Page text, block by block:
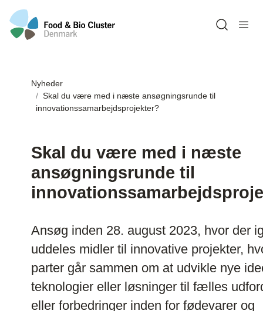
Nyheder
Skal du være med i næste ansøgningsrunde til
innovationssamarbejdsprojekter?
Skal du være med i næste
ansøgningsrunde til
Ansøg inden 28. august 2023, hvor der
uddeles midler til innovative projekter,
parter går sammen om at udvikle nye
teknologier eller løsninger til fælles
eller forbedringer inden for fødevarer og